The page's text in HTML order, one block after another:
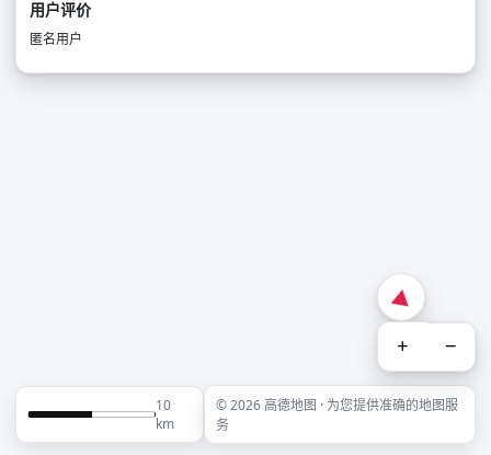
用户评价
匿名用户
+ −
10
km
© 2026 高德地图 · 为您提供准确的地图服
务